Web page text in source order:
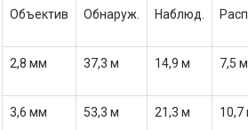
Объектив Обнаруж. Наблюд.
2,8 мм 37,3 м 14,9 м 7,5 м
3,6 мм 53,3 м 21,3 м 10,7